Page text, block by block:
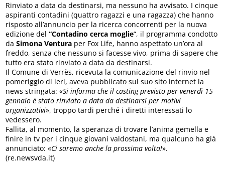
Rinviato a data da destinarsi, ma nessuno ha avvisato. I cinque
aspiranti contadini (quattro ragazzi e una ragazza) che hanno
risposto all’annuncio per la ricerca concorrenti per la nuova
edizione del“Contadino cerca moglie“, il programma condotto
daSimona Ventura per Fox Life, hanno aspettato un’ora al
freddo, senza che nessuno si facesse vivo, prima di sapere che
tutto era stato rinviato a data da destinarsi.
Il Comune di Verrès, ricevuta la comunicazione del rinvio nel
pomeriggio di ieri, aveva pubblicato sul suo sito internet la
news stringata: «Si informa che il casting previsto per venerdì 15
gennaio è stato rinviato a data da destinarsi per motivi
organizzativi», troppo tardi perché i diretti interessati lo
vedessero.
Fallita, al momento, la speranza di trovare l’anima gemella e
finire in tv per i cinque giovani valdostani, ma qualcuno ha già
annunciato: «Ci saremo anche la prossima volta!».
(re.newsvda.it)